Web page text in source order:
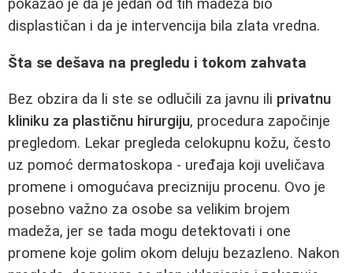
pokazao je da je jedan od tih madeža bio
displastičan i da je intervencija bila zlata vredna.
Šta se dešava na pregledu i tokom zahvata
Bez obzira da li ste se odlučili za javnu ili privatnu
kliniku za plastičnu hirurgiju, procedura započinje
pregledom. Lekar pregleda celokupnu kožu, često
uz pomoć dermatoskopa - uređaja koji uveličava
promene i omogućava precizniju procenu. Ovo je
posebno važno za osobe sa velikim brojem
madeža, jer se tada mogu detektovati i one
promene koje golim okom deluju bezazleno. Nakon